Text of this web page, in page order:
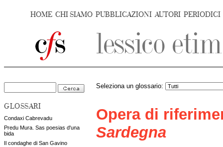
HOME CHI SIAMO PUBBLICAZIONI AUTORI PERIODICI
GLOSSARI
Condaxi Cabrevadu
Predu Mura. Sas poesias d'una
bida
Il condaghe di San Gavino
Seleziona un glossario:
Opera di
Sardegna